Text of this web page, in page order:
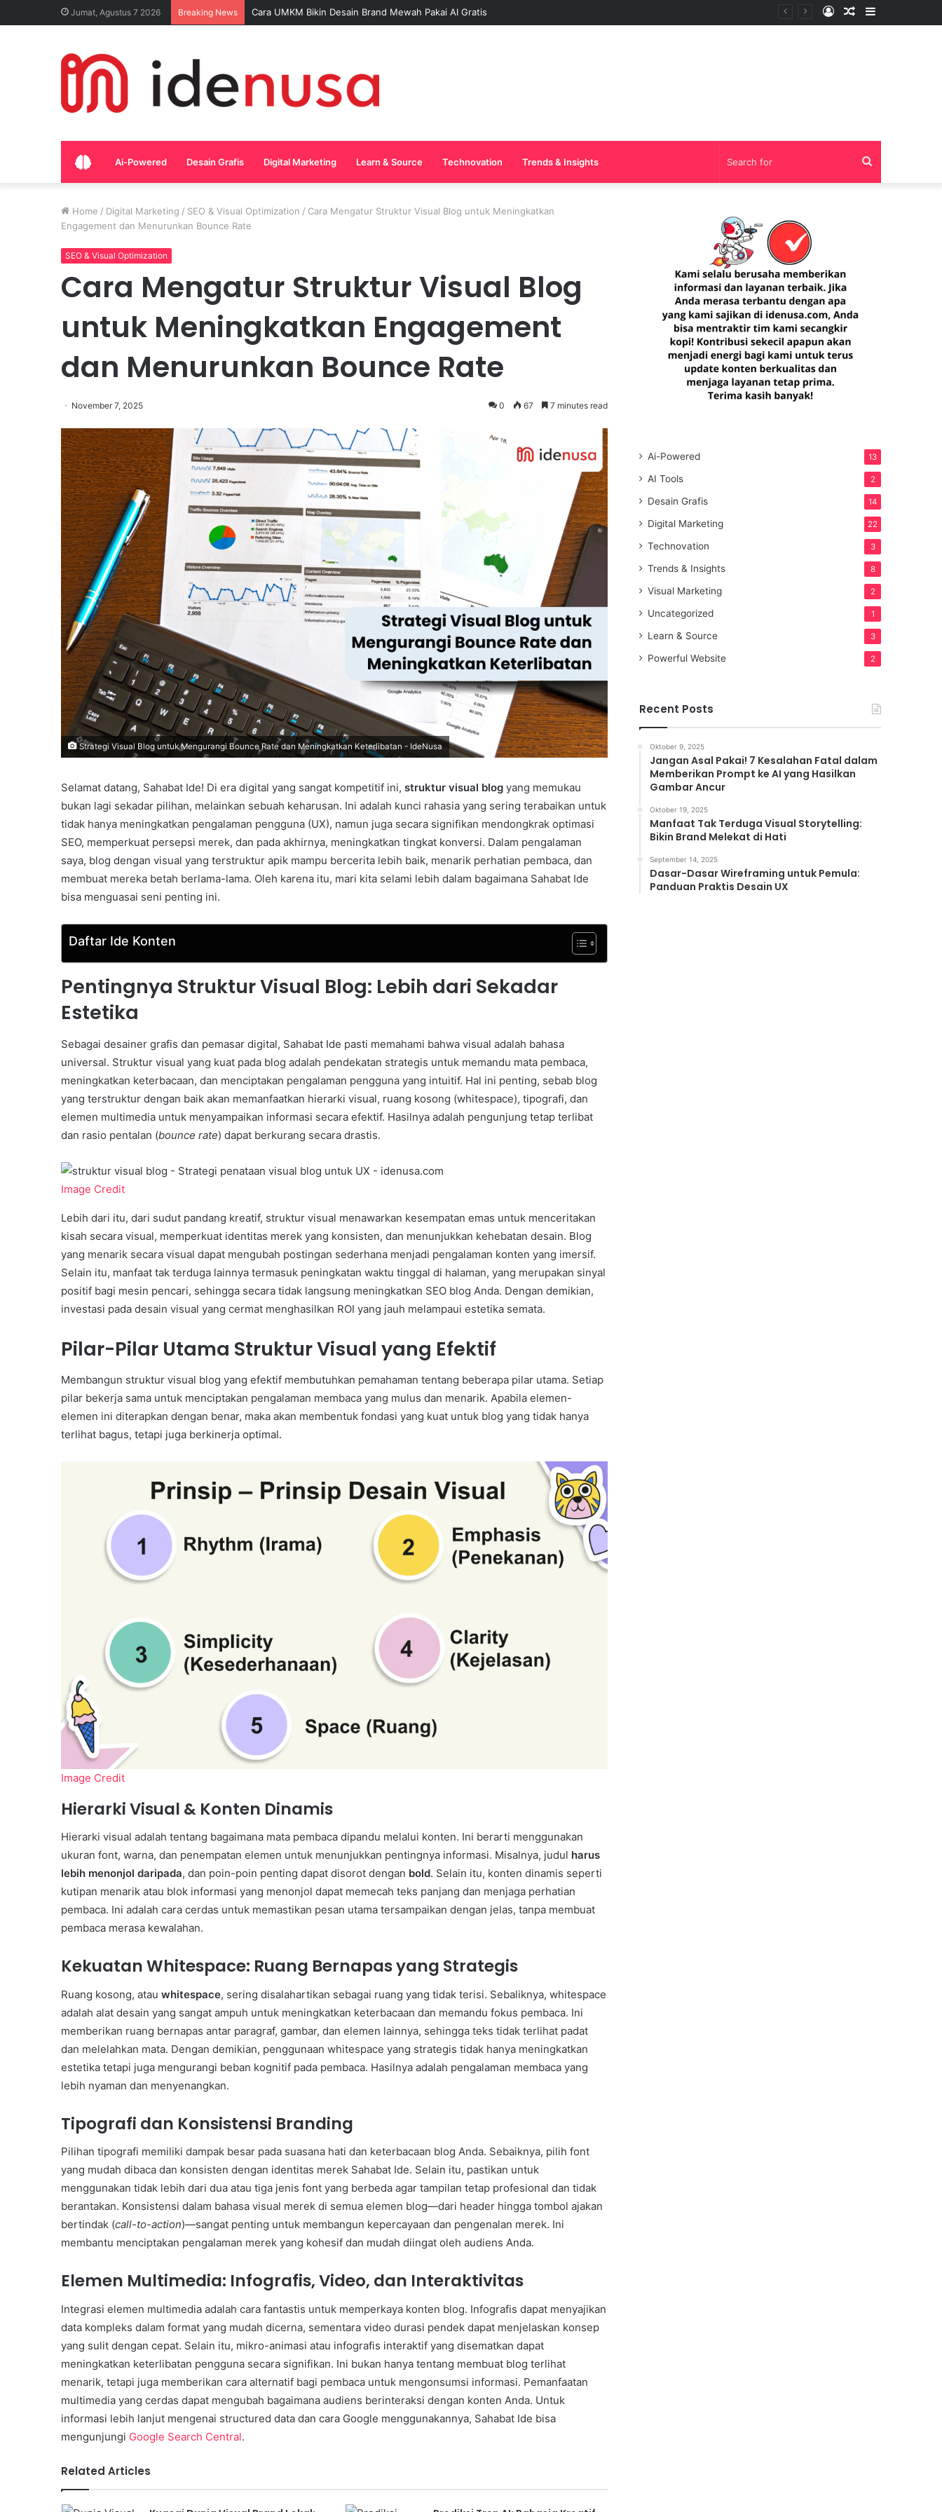
Jumat, Agustus 7 2026 Breaking News Cara UMKM Bikin Desain Brand Mewah Pakai AI Gratis Sidebar
Random
Log
HomeAi-Powered Desain Grafis Digital Marketing Learn & Source Technovation Trends & Insights Search
Home / Digital Marketing / SEO & Visual Optimization / Cara Mengatur Struktur Visual Blog untuk Meningkatkan
Engagement dan Menurunkan Bounce Rate
SEO & Visual Optimization
Cara Mengatur Struktur Visual Blog
untuk Meningkatkan Engagement
dan Menurunkan Bounce Rate
November 7, 2025 0 67 7 minutes read
Strategi Visual Blog untuk Mengurangi Bounce Rate dan Meningkatkan Keterlibatan - IdeNusa
Selamat datang, Sahabat Ide! Di era digital yang sangat kompetitif ini, struktur visual blog yang memukau
bukan lagi sekadar pilihan, melainkan sebuah keharusan. Ini adalah kunci rahasia yang sering terabaikan untuk
tidak hanya meningkatkan pengalaman pengguna (UX), namun juga secara signifikan mendongkrak optimasi
SEO, memperkuat persepsi merek, dan pada akhirnya, meningkatkan tingkat konversi. Dalam pengalaman
saya, blog dengan visual yang terstruktur apik mampu bercerita lebih baik, menarik perhatian pembaca, dan
membuat mereka betah berlama-lama. Oleh karena itu, mari kita selami lebih dalam bagaimana Sahabat Ide
bisa menguasai seni penting ini.
Daftar Ide Konten
Pentingnya Struktur Visual Blog: Lebih dari Sekadar
Estetika
Sebagai desainer grafis dan pemasar digital, Sahabat Ide pasti memahami bahwa visual adalah bahasa
universal. Struktur visual yang kuat pada blog adalah pendekatan strategis untuk memandu mata pembaca,
meningkatkan keterbacaan, dan menciptakan pengalaman pengguna yang intuitif. Hal ini penting, sebab blog
yang terstruktur dengan baik akan memanfaatkan hierarki visual, ruang kosong (whitespace), tipografi, dan
elemen multimedia untuk menyampaikan informasi secara efektif. Hasilnya adalah pengunjung tetap terlibat
dan rasio pentalan (bounce rate) dapat berkurang secara drastis.
Image Credit
Lebih dari itu, dari sudut pandang kreatif, struktur visual menawarkan kesempatan emas untuk menceritakan
kisah secara visual, memperkuat identitas merek yang konsisten, dan menunjukkan kehebatan desain. Blog
yang menarik secara visual dapat mengubah postingan sederhana menjadi pengalaman konten yang imersif.
Selain itu, manfaat tak terduga lainnya termasuk peningkatan waktu tinggal di halaman, yang merupakan sinyal
positif bagi mesin pencari, sehingga secara tidak langsung meningkatkan SEO blog Anda. Dengan demikian,
investasi pada desain visual yang cermat menghasilkan ROI yang jauh melampaui estetika semata.
Pilar-Pilar Utama Struktur Visual yang Efektif
Membangun struktur visual blog yang efektif membutuhkan pemahaman tentang beberapa pilar utama. Setiap
pilar bekerja sama untuk menciptakan pengalaman membaca yang mulus dan menarik. Apabila elemen-
elemen ini diterapkan dengan benar, maka akan membentuk fondasi yang kuat untuk blog yang tidak hanya
terlihat bagus, tetapi juga berkinerja optimal.
Image Credit
Hierarki Visual & Konten Dinamis
Hierarki visual adalah tentang bagaimana mata pembaca dipandu melalui konten. Ini berarti menggunakan
ukuran font, warna, dan penempatan elemen untuk menunjukkan pentingnya informasi. Misalnya, judul harus
lebih menonjol daripada, dan poin-poin penting dapat disorot dengan bold. Selain itu, konten dinamis seperti
kutipan menarik atau blok informasi yang menonjol dapat memecah teks panjang dan menjaga perhatian
pembaca. Ini adalah cara cerdas untuk memastikan pesan utama tersampaikan dengan jelas, tanpa membuat
pembaca merasa kewalahan.
Kekuatan Whitespace: Ruang Bernapas yang Strategis
Ruang kosong, atau whitespace, sering disalahartikan sebagai ruang yang tidak terisi. Sebaliknya, whitespace
adalah alat desain yang sangat ampuh untuk meningkatkan keterbacaan dan memandu fokus pembaca. Ini
memberikan ruang bernapas antar paragraf, gambar, dan elemen lainnya, sehingga teks tidak terlihat padat
dan melelahkan mata. Dengan demikian, penggunaan whitespace yang strategis tidak hanya meningkatkan
estetika tetapi juga mengurangi beban kognitif pada pembaca. Hasilnya adalah pengalaman membaca yang
lebih nyaman dan menyenangkan.
Tipografi dan Konsistensi Branding
Pilihan tipografi memiliki dampak besar pada suasana hati dan keterbacaan blog Anda. Sebaiknya, pilih font
yang mudah dibaca dan konsisten dengan identitas merek Sahabat Ide. Selain itu, pastikan untuk
menggunakan tidak lebih dari dua atau tiga jenis font yang berbeda agar tampilan tetap profesional dan tidak
berantakan. Konsistensi dalam bahasa visual merek di semua elemen blog—dari header hingga tombol ajakan
bertindak (call-to-action)—sangat penting untuk membangun kepercayaan dan pengenalan merek. Ini
membantu menciptakan pengalaman merek yang kohesif dan mudah diingat oleh audiens Anda.
Elemen Multimedia: Infografis, Video, dan Interaktivitas
Integrasi elemen multimedia adalah cara fantastis untuk memperkaya konten blog. Infografis dapat menyajikan
data kompleks dalam format yang mudah dicerna, sementara video durasi pendek dapat menjelaskan konsep
yang sulit dengan cepat. Selain itu, mikro-animasi atau infografis interaktif yang disematkan dapat
meningkatkan keterlibatan pengguna secara signifikan. Ini bukan hanya tentang membuat blog terlihat
menarik, tetapi juga memberikan cara alternatif bagi pembaca untuk mengonsumsi informasi. Pemanfaatan
multimedia yang cerdas dapat mengubah bagaimana audiens berinteraksi dengan konten Anda. Untuk
informasi lebih lanjut mengenai structured data dan cara Google menggunakannya, Sahabat Ide bisa
mengunjungi Google Search Central.
Related Articles
Ai-Powered 13
AI Tools 2
Desain Grafis 14
Digital Marketing 22
Technovation 3
Trends & Insights 8
Visual Marketing 2
Uncategorized 1
Learn & Source 3
Powerful Website 2
Recent Posts
Oktober 9, 2025
Jangan Asal Pakai! 7 Kesalahan Fatal dalam
Memberikan Prompt ke AI yang Hasilkan
Gambar Ancur
Oktober 19, 2025
Manfaat Tak Terduga Visual Storytelling:
Bikin Brand Melekat di Hati
September 14, 2025
Dasar-Dasar Wireframing untuk Pemula:
Panduan Praktis Desain UX